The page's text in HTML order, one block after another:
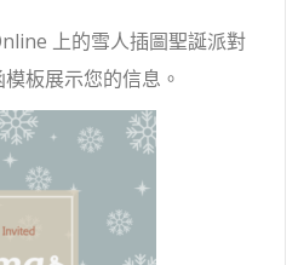
上的雪人插圖聖誕派對
板展示您的信息。